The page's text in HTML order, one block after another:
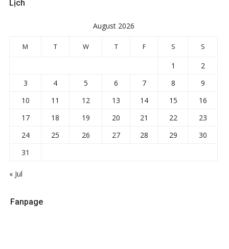
Lịch
August 2026
M T W T F S S
1
2
3
4 5 6 7 8
9
10
11 12 13 14 15
16
17
18 19 20 21 22
23
24
25 26 27 28 29
30
31
« Jul
Fanpage